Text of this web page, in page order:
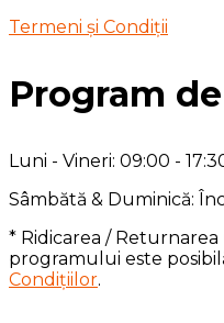
Termeni și Condiții
Program
Luni - Vineri: 09:00 -
Sâmbătă & Duminică:
* Ridicarea /
programului este
Condițiilor.